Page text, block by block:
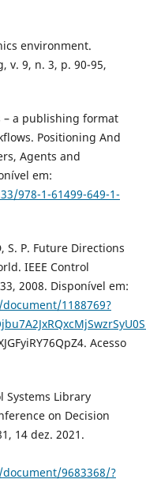
environment.
v. 9, n. 3, p. 90-95,
– a publishing format
Positioning And
Agents and
em:
978-1-61499-649-1-
S. P. Future Directions
IEEE Control
2008. Disponível em:
1188769?
Acesso
Systems Library
on Decision
14 dez. 2021.
9683368/?